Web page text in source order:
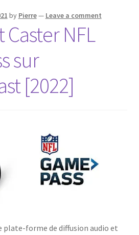
by Pierre— Leave a comment
NFL
sur
[2022]
plate-forme de diffusion audio et